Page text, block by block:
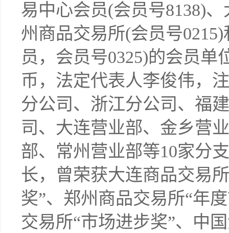
易中心会员(会员号8138)
州商品交易所(会员号
员，会员号0325)的会员单
币，法定代表人李俊伟，
分公司、浙江分公司、福
司、大连营业部、金乡营
部、常州营业部等10家分
长，曾荣获大连商品交易
奖”、郑州商品交易所“年
交易所“市场进步奖”、中